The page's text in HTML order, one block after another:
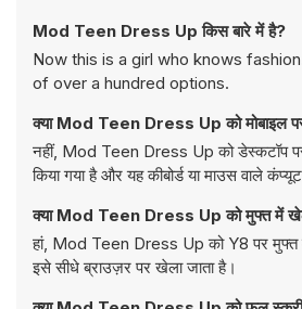
Mod Teen Dress Up किस बारे में है?
Now this is a girl who knows
of over a hundred options.
क्या Mod Teen Dress Up को मोबाइल
नहीं, Mod Teen Dress Up को डेस्कटॉप
किया गया है और यह कीबोर्ड या माउस वाले
क्या Mod Teen Dress Up को मुफ्त में
हां, Mod Teen Dress Up को Y8 पर
इसे सीधे ब्राउज़र पर खेला जाता है।